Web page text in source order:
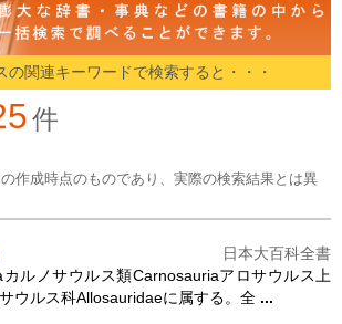
の関連キーワードで検索すると・・・
件
作成時点のものであり、実際の検索結果とは異
日本大百科全書
ルノサウルス類Carnosauriaアロサウルス 上
ウルス科Allosauridaeに属する。全 ...